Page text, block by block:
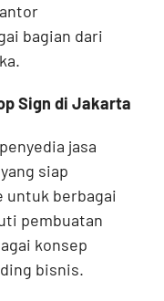
bagian dari
Sign di Jakarta
jasa
siap
untuk berbagai
pembuatan
konsep
bisnis.